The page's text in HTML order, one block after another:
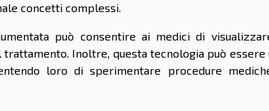
concetti complessi.
può consentire ai medici di
trattamento. Inoltre, questa tecnologia può
loro di sperimentare procedure